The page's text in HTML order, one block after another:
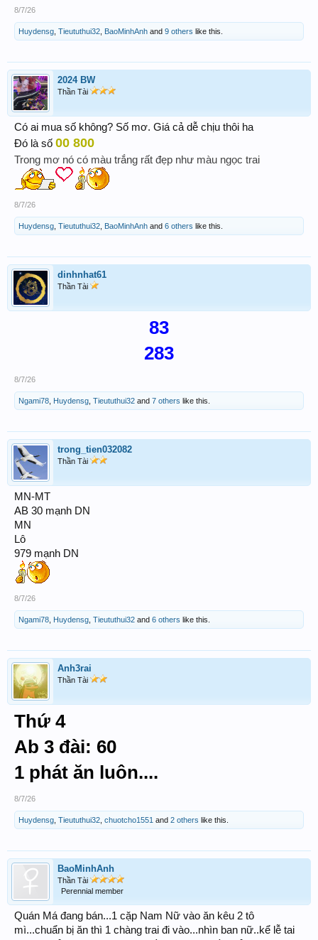
8/7/26
Huydensg Tieututhui32 BaoMinhAnh and 9 others like this.
2024 BW
Thần Tài
Có ai mua số không? Số mơ. Giá cả dễ chịu thôi ha
Đó là số 00 800
Trong mơ nó có màu trắng rất đẹp như màu ngọc trai
8/7/26
Huydensg Tieututhui32 BaoMinhAnh and 6 others like this.
dinhnhat61
Thần Tài
83
283
8/7/26
Ngami78 Huydensg Tieututhui32 and 7 others like this.
trong_tien032082
Thần Tài
MN-MT
AB 30 mạnh DN
MN
Lô
979 mạnh DN
8/7/26
Ngami78 Huydensg Tieututhui32 and 6 others like this.
Anh3rai
Thần Tài
Thứ 4
Ab 3 đài: 60
1 phát ăn luôn....
8/7/26
Huydensg Tieututhui32 chuotcho1551 and 2 others like this.
BaoMinhAnh
Thần Tài
Perennial member
Quán Má đang bán...1 cặp Nam Nữ vào ăn kêu 2 tô
mì...chuẩn bị ăn thì 1 chàng trai đi vào...nhìn ban nữ..kể lễ tai